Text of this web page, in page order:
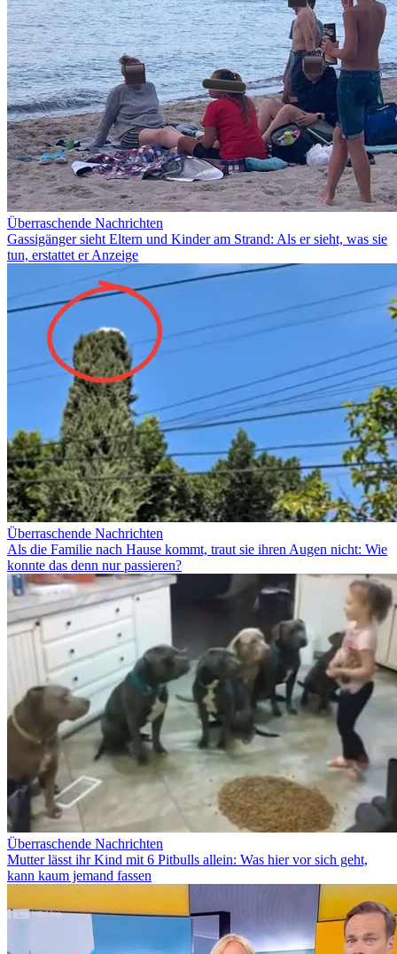
Überraschende Nachrichten
Gassigänger sieht Eltern und Kinder am Strand: Als er sieht, was sie
tun, erstattet er Anzeige
Überraschende Nachrichten
Als die Familie nach Hause kommt, traut sie ihren Augen nicht: Wie
konnte das denn nur passieren?
Überraschende Nachrichten
Mutter lässt ihr Kind mit 6 Pitbulls allein: Was hier vor sich geht,
kann kaum jemand fassen